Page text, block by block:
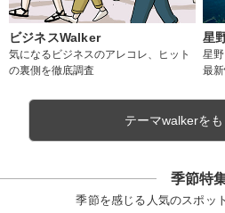
ビジネスWalker
気になるビジネスのアレコレ、ヒット
の裏側を徹底調査
星
星
最
テーマwalkerを
季節特
季節を感じる人気のスポッ